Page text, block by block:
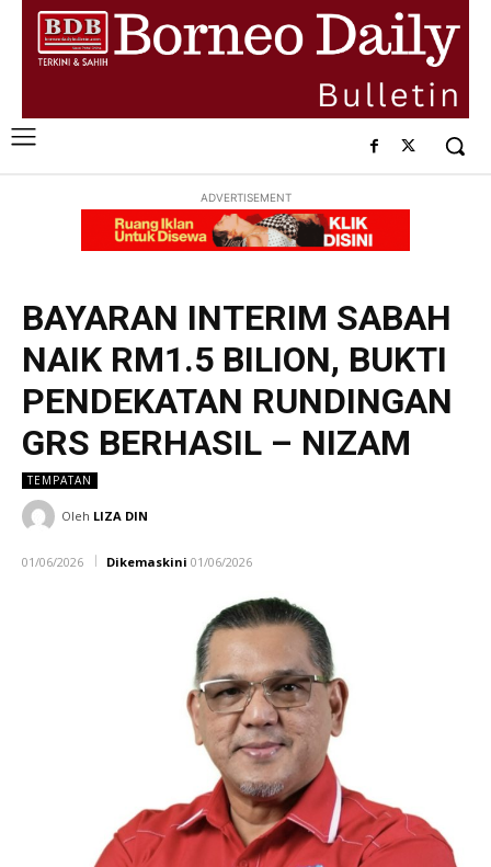
ADVERTISEMENT
BAYARAN INTERIM SABAH
NAIK RM1.5 BILION, BUKTI
PENDEKATAN RUNDINGAN
GRS BERHASIL – NIZAM
TEMPATAN
Oleh LIZA DIN
01/06/2026 Dikemaskini 01/06/2026